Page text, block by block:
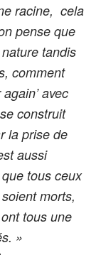
racine, cela
pense que
tandis
comment
avec
construit
la prise de
aussi
tous ceux
morts,
tous une
»